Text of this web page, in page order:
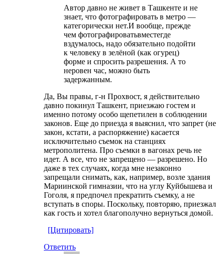
Автор давно не живет в Ташкенте и не
знает, что фотографировать в метро —
категорически нет.И вообще, прежде
чем фотографироватьвместегде
вздумалось, надо обязательно подойти
к человеку в зелёной (как огурец)
форме и спросить разрешения. А то
неровен час, можно быть
задержанным.
Да, Вы правы, г-н Прохвост, я действительно
давно покинул Ташкент, приезжаю гостем и
именно потому особо щепетилен в соблюдении
законов. Еще до приезда я выяснил, что запрет (не
закон, кстати, а распоряжение) касается
исключительно съемок на станциях
метрополитена. Про съемки в вагонах речь не
идет. А все, что не запрещено — разрешено. Но
даже в тех случаях, когда мне незаконно
запрещали снимать, как, например, возле здания
Мариинской гимназии, что на углу Куйбышева и
Гоголя, я предпочел прекратить съемку, а не
вступать в споры. Поскольку, повторяю, приезжал
как гость и хотел благополучно вернуться домой.
[Цитировать]
Ответить